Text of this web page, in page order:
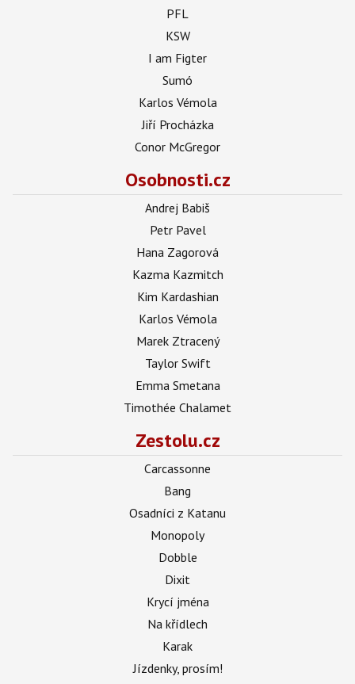
PFL
KSW
I am Figter
Sumó
Karlos Vémola
Jiří Procházka
Conor McGregor
Osobnosti.cz
Andrej Babiš
Petr Pavel
Hana Zagorová
Kazma Kazmitch
Kim Kardashian
Karlos Vémola
Marek Ztracený
Taylor Swift
Emma Smetana
Timothée Chalamet
Zestolu.cz
Carcassonne
Bang
Osadníci z Katanu
Monopoly
Dobble
Dixit
Krycí jména
Na křídlech
Karak
Jízdenky, prosím!